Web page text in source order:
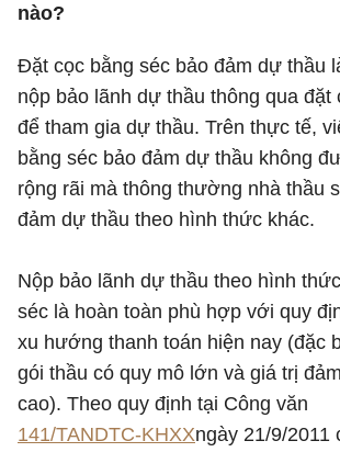
nào?
Đặt cọc bằng séc bảo đảm dự thầu
nộp bảo lãnh dự thầu thông qua đặt
để tham gia dự thầu. Trên thực tế,
bằng séc bảo đảm dự thầu không
rộng rãi mà thông thường nhà thầu
đảm dự thầu theo hình thức khác.
Nộp bảo lãnh dự thầu theo hình
séc là hoàn toàn phù hợp với quy
xu hướng thanh toán hiện nay (đặc
gói thầu có quy mô lớn và giá trị
cao). Theo quy định tại Công văn
141/TANDTC-KHXXngày 21/9/2011